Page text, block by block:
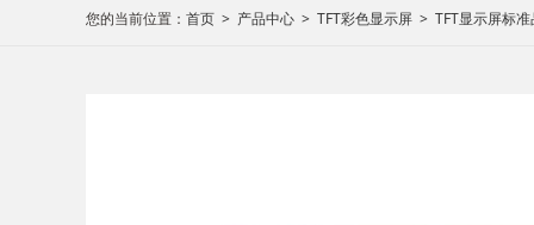
您的当前位置： 首页 > 产品中心 > TFT彩色显示屏 > TFT显示屏标